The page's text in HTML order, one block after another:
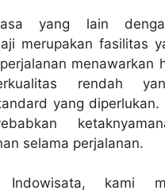
yang lain
merupakan fasilitas
menawarkan
rendah
yang diperlukan.
selama perjalanan.
kami